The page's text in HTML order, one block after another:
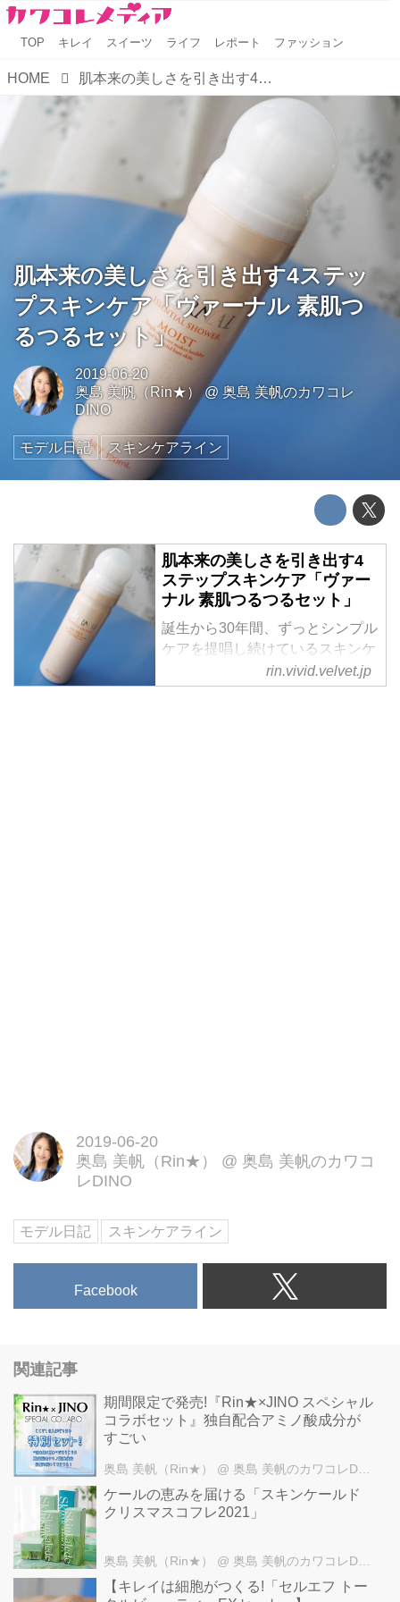
TOP キレイ スイーツ ライフ レポート ファッション
HOME 肌本来の美しさを引き出す4ステップスキンケア「ヴァーナル 素肌つるつるセット」
肌本来の美しさを引き出す4ステッ
プスキンケア「ヴァーナル 素肌つ
るつるセット」
2019-06-20
奥島 美帆（Rin★） @ 奥島 美帆のカワコレ
DINO
モデル日記 スキンケアライン
肌本来の美しさを引き出す4
ステップスキンケア「ヴァー
ナル 素肌つるつるセット」
誕生から30年間、ずっとシンプル
ケアを提唱し続けているスキンケ
アブランド「VERNAL(ヴァーナ
ル)」。
rin.vivid.velvet.jp
2019-06-20
奥島 美帆（Rin★）
@ 奥島 美帆のカワコ
レDINO
モデル日記 スキンケアライン
Facebook
関連記事
期間限定で発売!『Rin★×JINO スペシャル
コラボセット』独自配合アミノ酸成分が
すごい
奥島 美帆（Rin★） @ 奥島 美帆のカワコレDINO
ケールの恵みを届ける「スキンケールド
クリスマスコフレ2021」
奥島 美帆（Rin★） @ 奥島 美帆のカワコレDINO
【キレイは細胞がつくる!「セルエフ トー